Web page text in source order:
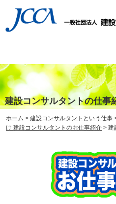
建設コンサルタントの仕事
ホーム > 建設コンサルタントという仕事
け 建設コンサルタントのお仕事紹介 > 建